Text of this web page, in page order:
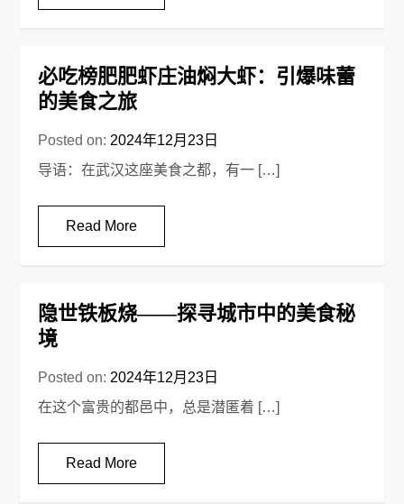
必吃榜肥肥虾庄油焖大虾：引爆味蕾
的美食之旅
Posted on: 2024年12月23日
导语：在武汉这座美食之都，有一 […]
Read More
隐世铁板烧——探寻城市中的美食秘
境
Posted on: 2024年12月23日
在这个富贵的都邑中，总是潜匿着 […]
Read More